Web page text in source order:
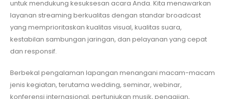
untuk mendukung kesuksesan acara Anda. Kita menawarkan
layanan streaming berkualitas dengan standar broadcast
yang memprioritaskan kualitas visual, kualitas suara,
kestabilan sambungan jaringan, dan pelayanan yang cepat
dan responsif.
Berbekal pengalaman lapangan menangani macam-macam
jenis kegiatan, terutama wedding, seminar, webinar,
konferensi internasional, pertunjukan musik, pengajian,